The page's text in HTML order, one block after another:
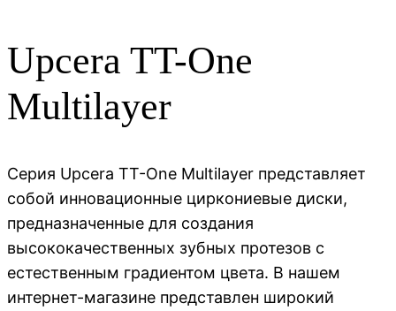
Upcera TT-One
Multilayer
Серия Upcera TT-One Multilayer представляет
собой инновационные циркониевые диски,
предназначенные для создания
высококачественных зубных протезов с
естественным градиентом цвета. В нашем
интернет-магазине представлен широкий